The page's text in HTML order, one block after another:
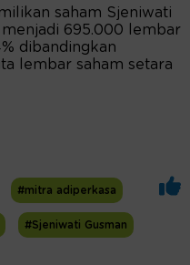
saham Sjeniwati
695.000 lembar
dibandingkan
lembar saham setara
#mitra adiperkasa
#Sjeniwati Gusman